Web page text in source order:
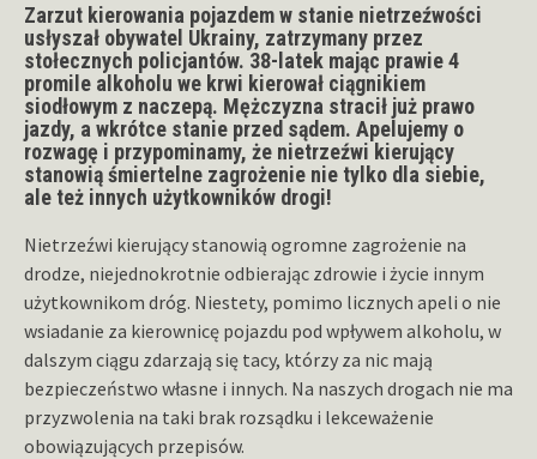
Zarzut kierowania pojazdem w stanie nietrzeźwości
usłyszał obywatel Ukrainy, zatrzymany przez
stołecznych policjantów. 38-latek mając prawie 4
promile alkoholu we krwi kierował ciągnikiem
siodłowym z naczepą. Mężczyzna stracił już prawo
jazdy, a wkrótce stanie przed sądem. Apelujemy o
rozwagę i przypominamy, że nietrzeźwi kierujący
stanowią śmiertelne zagrożenie nie tylko dla siebie,
ale też innych użytkowników drogi!
Nietrzeźwi kierujący stanowią ogromne zagrożenie na
drodze, niejednokrotnie odbierając zdrowie i życie innym
użytkownikom dróg. Niestety, pomimo licznych apeli o nie
wsiadanie za kierownicę pojazdu pod wpływem alkoholu, w
dalszym ciągu zdarzają się tacy, którzy za nic mają
bezpieczeństwo własne i innych. Na naszych drogach nie ma
przyzwolenia na taki brak rozsądku i lekceważenie
obowiązujących przepisów.